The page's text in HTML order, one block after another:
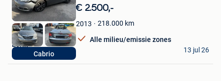
in
Mijn
Favorieten
Cabrio
€ 2.500,-
2013 218.000 km
Alle milieu/emissie zones
Lorik
Sint-Niklaas
13 jul 26